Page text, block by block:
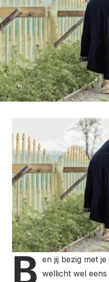
e
n
t
o
n
B en jij bezig met je
wellicht wel